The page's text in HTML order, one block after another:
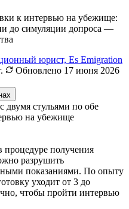
к интервью на убежище:
до симуляции допроса —
юрист, Es Emigration
Обновлено 17 июня 2026
получения
разрушить
показаниями. По опыту
уходит от 3 до
чтобы пройти интервью